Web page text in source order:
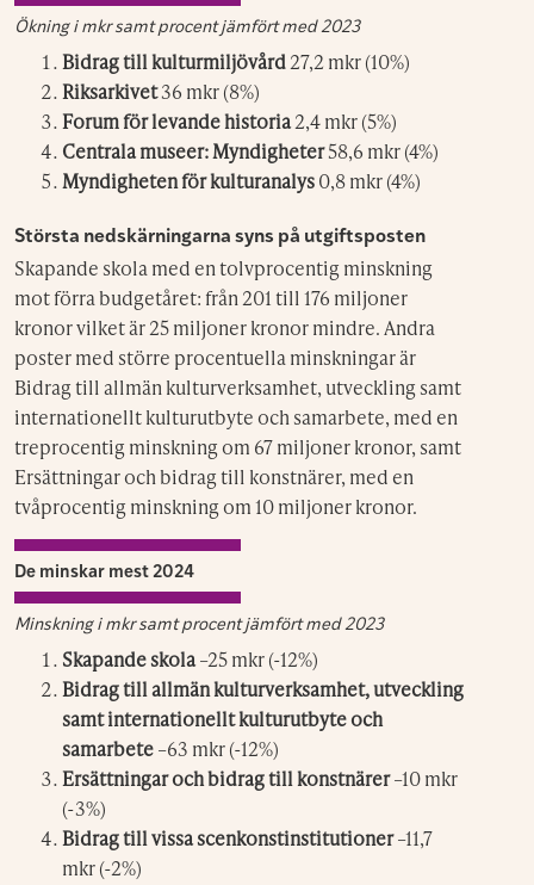
Ökning i mkrsamt procent jämfört med 2023
Bidrag till kulturmiljövård27,2 mkr (10%)
Riksarkivet36 mkr (8%)
Forum för levande historia2,4 mkr (5%)
Centrala museer: Myndigheter58,6 mkr (4%)
Myndigheten för kulturanalys0,8 mkr (4%)
Största nedskärningarna syns på utgiftsposten
Skapande skola med en tolvprocentig minskning
mot förra budgetåret: från 201 till 176 miljoner
kronor vilket är 25 miljoner kronor mindre. Andra
poster med större procentuella minskningar är
Bidrag till allmän kulturverksamhet, utveckling samt
internationellt kulturutbyte och samarbete, med en
treprocentig minskning om 67 miljoner kronor, samt
Ersättningar och bidrag till konstnärer, med en
tvåprocentig minskning om 10 miljoner kronor.
De minskar mest 2024
Minskning i mkrsamt procent jämfört med 2023
Skapande skola–25 mkr (-12%)
Bidrag till allmän kulturverksamhet, utveckling
samt internationellt kulturutbyte och
samarbete–63 mkr (-12%)
Ersättningar och bidrag till konstnärer–10 mkr
(-3%)
Bidrag till vissa scenkonstinstitutioner–11,7
mkr (-2%)